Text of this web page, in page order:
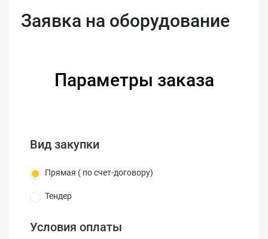
дополнительные формы сигналов,
генератор функций,
генератор тона источник амплитудной
памяти вертикально Программное обеспечение
Характеристики
Заявка на оборудование
Параметры заказа
Вид закупки
Прямая ( по счет-договору)
Тендер
Условия оплаты